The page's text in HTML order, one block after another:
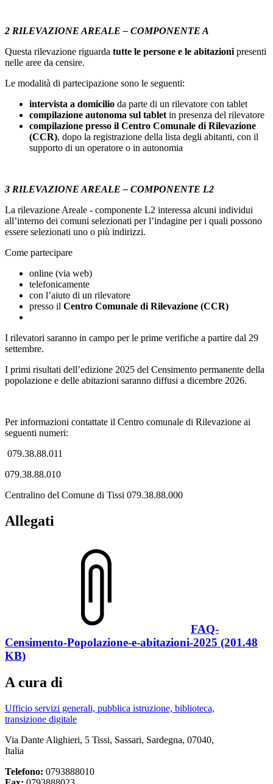
2 RILEVAZIONE AREALE – COMPONENTE A
Questa rilevazione riguarda tutte le persone e le abitazioni presenti
nelle aree da censire.
Le modalità di partecipazione sono le seguenti:
intervista a domicilio da parte di un rilevatore con tablet
compilazione autonoma sul tablet in presenza del rilevatore
compilazione presso il Centro Comunale di Rilevazione
(CCR), dopo la registrazione della lista degli abitanti, con il
supporto di un operatore o in autonomia
3 RILEVAZIONE AREALE – COMPONENTE L2
La rilevazione Areale - componente L2 interessa alcuni individui
all’interno dei comuni selezionati per l’indagine per i quali possono
essere selezionati uno o più indirizzi.
Come partecipare
online (via web)
telefonicamente
con l’aiuto di un rilevatore
presso il Centro Comunale di Rilevazione (CCR)
I rilevatori saranno in campo per le prime verifiche a partire dal 29
settembre.
I primi risultati dell’edizione 2025 del Censimento permanente della
popolazione e delle abitazioni saranno diffusi a dicembre 2026.
Per informazioni contattate il Centro comunale di Rilevazione ai
seguenti numeri:
079.38.88.011
079.38.88.010
Centralino del Comune di Tissi 079.38.88.000
Allegati
FAQ-
Censimento-Popolazione-e-abitazioni-2025 (201.48
KB)
A cura di
Ufficio servizi generali, pubblica istruzione, biblioteca,
transizione digitale
Via Dante Alighieri, 5 Tissi, Sassari, Sardegna, 07040,
Italia
Telefono: 0793888010